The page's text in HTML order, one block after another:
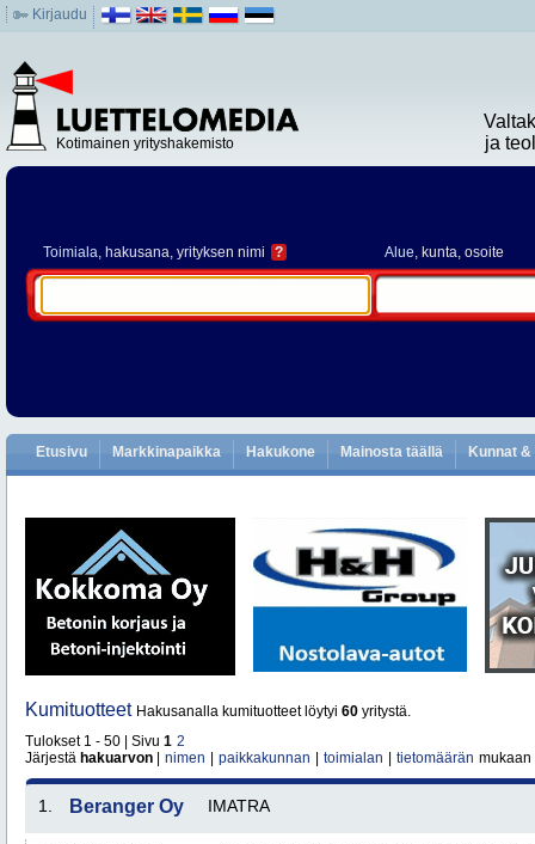
Kirjaudu
Kotimainen yrityshakemisto
ja
Toimiala, hakusana, yrityksen nimi ? Alue, kunta, osoite
Etusivu Markkinapaikka Hakukone Mainosta täällä Kunnat
Kumituotteet Hakusanalla kumituotteet löytyi 60 yritystä.
Tulokset 1 - 50 | Sivu 1 2
Järjestä hakuarvon nimen paikkakunnan toimialan tietomäärän mukaan
1. Beranger Oy IMATRA